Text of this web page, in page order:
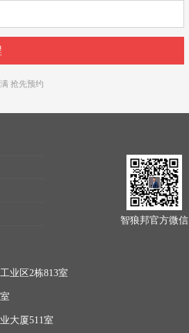
抢先预约
智狼邦官方微信
业区2栋813室
大厦511室